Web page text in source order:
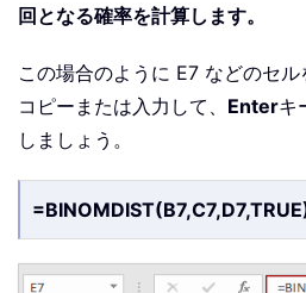
回となる確率を計算します。
この場合のように E7 などのセ
コピーまたは入力して、 Enterキ
しましょう。